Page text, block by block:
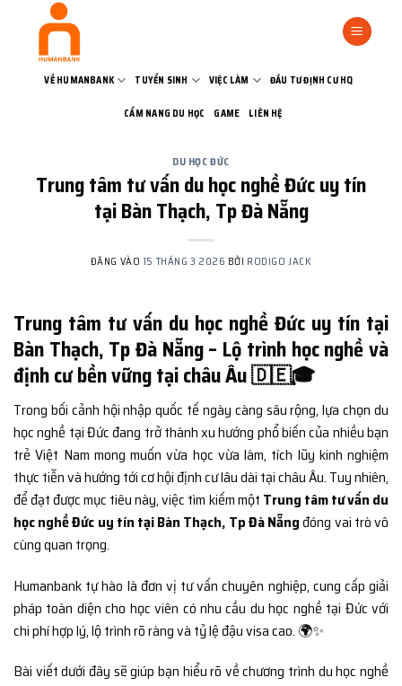
VỀ HUMANBANK TUYỂN SINH VIỆC LÀM ĐẦU TƯ ĐỊNH CƯ HQ
CẨM NANG DU HỌC GAME LIÊN HỆ
DU HỌC ĐỨC
Trung tâm tư vấn du học nghề Đức uy tín
tại Bàn Thạch, Tp Đà Nẵng
ĐĂNG VÀO 15 THÁNG 3 2026 BỞI RODIGO JACK
Trung tâm tư vấn du học nghề Đức uy tín tại
Bàn Thạch, Tp Đà Nẵng – Lộ trình học nghề và
định cư bền vững tại châu Âu 🇩🇪🎓
Trong bối cảnh hội nhập quốc tế ngày càng sâu rộng, lựa chọn du
học nghề tại Đức đang trở thành xu hướng phổ biến của nhiều bạn
trẻ Việt Nam mong muốn vừa học vừa làm, tích lũy kinh nghiệm
thực tiễn và hướng tới cơ hội định cư lâu dài tại châu Âu. Tuy nhiên,
để đạt được mục tiêu này, việc tìm kiếm một Trung tâm tư vấn du
học nghề Đức uy tín tại Bàn Thạch, Tp Đà Nẵngđóng vai trò vô
cùng quan trọng.
Humanbank tự hào là đơn vị tư vấn chuyên nghiệp, cung cấp giải
pháp toàn diện cho học viên có nhu cầu du học nghề tại Đức với
chi phí hợp lý, lộ trình rõ ràng và tỷ lệ đậu visa cao. 🌍✨
Bài viết dưới đây sẽ giúp bạn hiểu rõ về chương trình du học nghề